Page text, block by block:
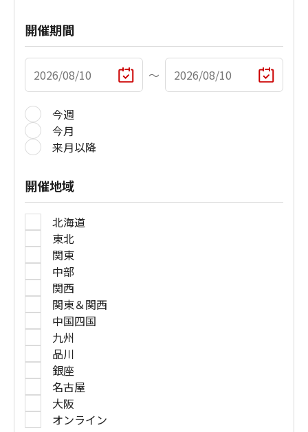
開催期間
〜
今週
今月
来月以降
開催地域
北海道
東北
関東
中部
関西
関東＆関西
中国四国
九州
品川
銀座
名古屋
大阪
オンライン